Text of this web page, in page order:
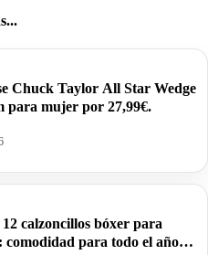
Chuck Taylor All Star Wedge
para mujer por 27,99€.
calzoncillos bóxer para
comodidad para todo el año